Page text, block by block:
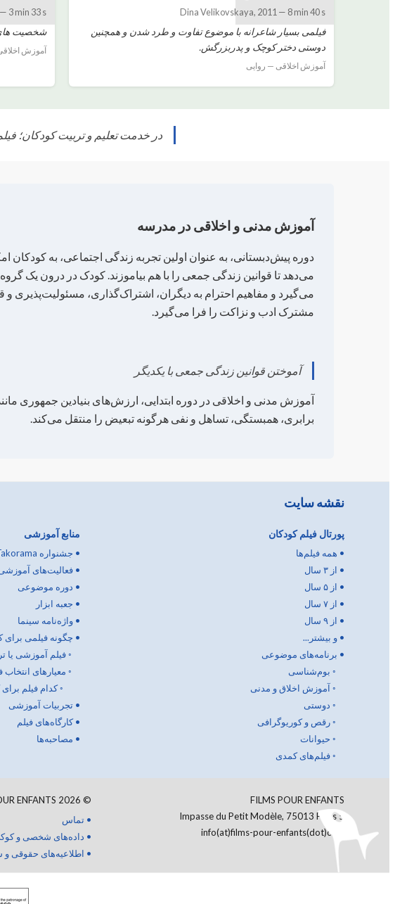
Dina Velikovskaya, 2011 — 8 min 40 s
فیلمی بسیار شاعرانه با موضوع تفاوت و طرد شدن و همچنین
دوستی دختر کوچک و پدربزرگش.
آموزش اخلاقی — روایی
3 min 33 s
شخصیت های
آموزش
در خدمت تعلیم و تربیت کودکان؛
آموزش مدنی و اخلاقی در مدرسه
دوره پیش‌دبستانی، به عنوان اولین تجربه زندگی اجتماعی، به کودکان
می‌دهد تا قوانین زندگی جمعی را با هم بیاموزند. کودک در درون یک
می‌گیرد و مفاهیم احترام به دیگران، اشتراک‌گذاری، مسئولیت‌پذیری و
مشترک ادب و نزاکت را فرا می‌گیرد.
آموختن قوانین زندگی جمعی با یکدیگر
آموزش مدنی و اخلاقی در دوره ابتدایی، ارزش‌های بنیادین جمهوری
برابری، همبستگی، تساهل و نفی هرگونه تبعیض را منتقل می‌کند.
نقشه سایت
پورتال فیلم کودکان
• همه فیلم‌ها
• از ۳ سال
• از ۵ سال
• از ۷ سال
• از ۹ سال
• و بیشتر...
• برنامه‌های موضوعی
◦ بوم‌شناسی
◦آموزش اخلاق و مدنی
◦ دوستی
◦رقص و کوریوگرافی
◦ حیوانات
◦فیلم‌های کمدی
منابع آموزشی
• جشنواره Takorama
• فعالیت‌های آموزشی
• دوره موضوعی
• جعبه ابزار
• واژه‌نامه سینما
• چگونه فیلمی برای
◦فیلم آموزشی یا
◦ معیارهای انتخاب
◦کدام فیلم
• تجربیات آموزشی
•کارگاه‌های فیلم
• مصاحبه‌ها
FILMS POUR ENFANTS
5 Impasse du Petit Modèle, 75013 Paris
info(at)films-pour-enfants(dot)com
©
2026
• تماس
• داده‌های شخصی و
• اطلاعیه‌های حقوقی و